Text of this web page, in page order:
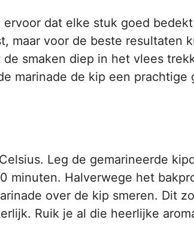
dat elke stuk goed
maar voor de beste resultaten
smaken diep in het vlees
marinade de kip een prachtige
Leg de gemarineerde
minuten. Halverwege het
over de kip smeren. Dit
Ruik je al die heerlijke